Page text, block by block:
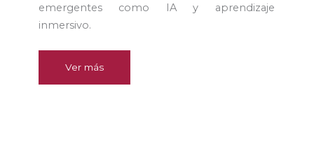
emergentes como IA y aprendizaje
inmersivo.
Ver más